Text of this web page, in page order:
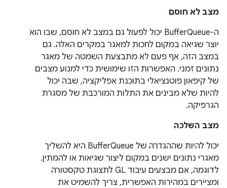
מצב לא חוסם
ה-BufferQueue יכול לפעול גם במצב לא חוסם, שבו הוא
יוצר שגיאה במקום לחכות למאגר במקרים האלה. גם
במצב הזה, אף פעם לא מתבצעת השמטה של מאגר
נתונים זמני. האפשרות הזו שימושית כדי למנוע מצבים
של קיפאון פוטנציאלי בתוכנת אפליקציה, שבה יכול
להיות שלא מבינים את התלות המורכבת של מסגרת
הגרפיקה.
מצב השלכה
יכול להיות שההגדרה של BufferQueue היא להשליך
מאגרי נתונים ישנים במקום ליצור שגיאות או להמתין.
לדוגמה, אם מבצעים עיבוד GL לתצוגת טקסטורה
ומציירים במהירות האפשרית, צריך להשמיט את